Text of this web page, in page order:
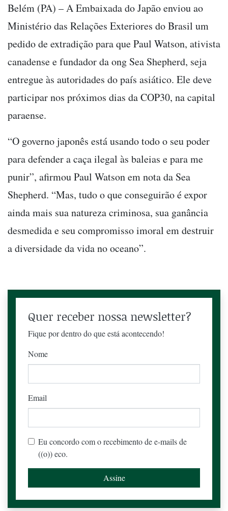
Belém (PA) – A Embaixada do Japão enviou ao
Ministério das Relações Exteriores do Brasil um
pedido de extradição para que Paul Watson, ativista
canadense e fundador da ong Sea Shepherd, seja
entregue às autoridades do país asiático. Ele deve
participar nos próximos dias da COP30, na capital
paraense.
“O governo japonês está usando todo o seu poder
para defender a caça ilegal às baleias e para me
punir”, afirmou Paul Watson em nota da Sea
Shepherd. “Mas, tudo o que conseguirão é expor
ainda mais sua natureza criminosa, sua ganância
desmedida e seu compromisso imoral em destruir
a diversidade da vida no oceano”.
Quer receber nossa newsletter?
Fique por dentro do que está acontecendo!
Nome
Email
Eu concordo com o recebimento de e-mails de
((o)) eco.